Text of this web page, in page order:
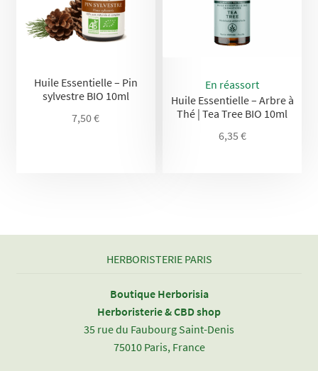
Huile Essentielle – Pin
sylvestre BIO 10ml
7,50€
En réassort
Huile Essentielle – Arbre à
Thé | Tea Tree BIO 10ml
6,35 €
HERBORISTERIE PARIS
Boutique Herborisia
Herboristerie & CBD shop
35 rue du Faubourg Saint-Denis
75010 Paris, France